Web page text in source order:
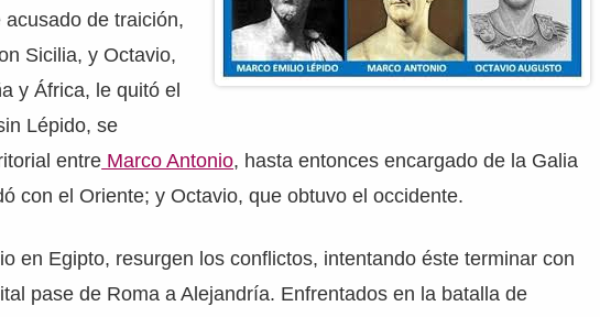
de traición,
Sicilia, y Octavio,
y África, le quitó el
Lépido, se
entre Marco Antonio, hasta entonces encargado de la Galia
con el Oriente; y Octavio, que obtuvo el occidente.
en Egipto, resurgen los conflictos, intentando éste terminar con
pase de Roma a Alejandría. Enfrentados en la batalla de